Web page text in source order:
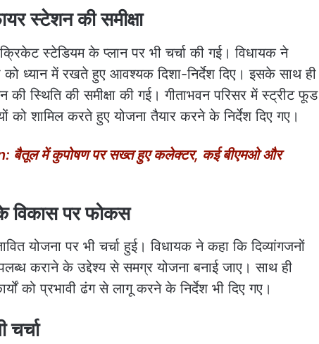
स्टेशन की समीक्षा
स्टेडियम के प्लान पर भी चर्चा की गई। विधायक ने
को ध्यान में रखते हुए आवश्यक दिशा-निर्देश दिए। इसके साथ ही
स्थिति की समीक्षा की गई। गीताभवन परिसर में स्ट्रीट फूड
को शामिल करते हुए योजना तैयार करने के निर्देश दिए गए।
में कुपोषण पर सख्त हुए कलेक्टर, कई बीएमओ और
विकास पर फोकस
योजना पर भी चर्चा हुई। विधायक ने कहा कि दिव्यांगजनों
कराने के उद्देश्य से समग्र योजना बनाई जाए। साथ ही
को प्रभावी ढंग से लागू करने के निर्देश भी दिए गए।